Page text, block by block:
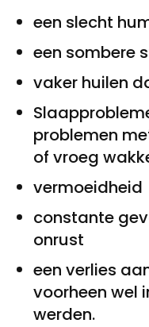
een slecht
een sombere
vaker huilen
problemen
of vroeg
vermoeidheid
constante
onrust
een verlies
voorheen wel
werden.